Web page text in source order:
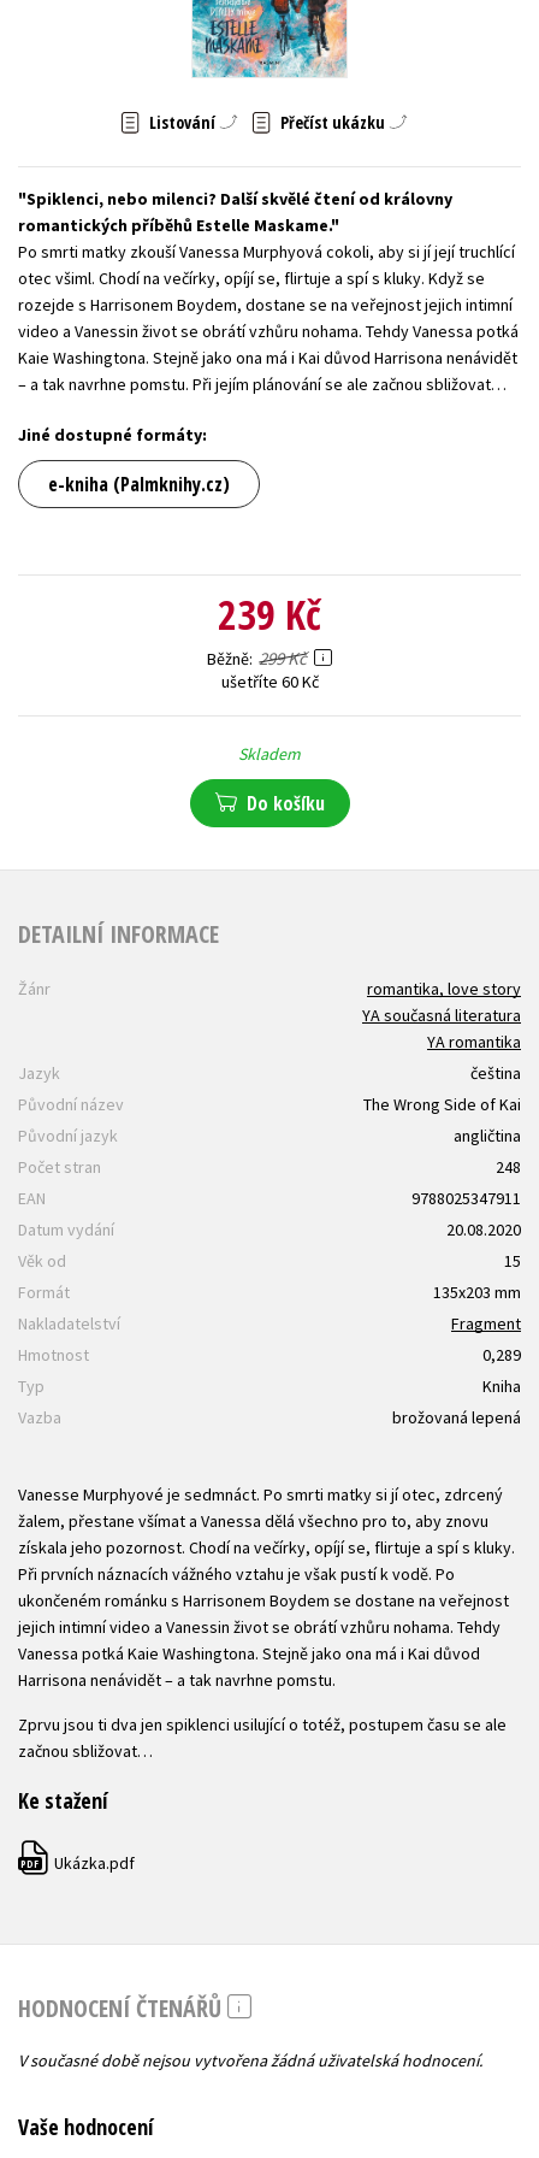
Zahraniční literatura
Listování Přečíst ukázku
Spiklenci, nebo milenci? Další skvělé čtení od královny
romantických příběhů Estelle Maskame.
Po smrti matky zkouší Vanessa Murphyová cokoli, aby si jí její truchlící
otec všiml. Chodí na večírky, opíjí se, flirtuje a spí s kluky. Když se
rozejde s Harrisonem Boydem, dostane se na veřejnost jejich intimní
video a Vanessin život se obrátí vzhůru nohama. Tehdy Vanessa potká
Kaie Washingtona. Stejně jako ona má i Kai důvod Harrisona nenávidět
– a tak navrhne pomstu. Při jejím plánování se ale začnou sbližovat…
Jiné dostupné formáty:
e-kniha (Palmknihy.cz)
239 Kč
Běžně 299 Kč
ušetříte 60 Kč
Skladem
Do košíku
DETAILNÍ INFORMACE
Žánr
romantika, love story
YA současná literatura
YA romantika
Jazyk
čeština
Původní název
The Wrong Side of Kai
Původní jazyk
angličtina
Počet stran
248
EAN
9788025347911
Datum vydání
20.08.2020
Věk od
15
Formát
135x203 mm
Nakladatelství
Fragment
Hmotnost
0,289
Typ
Kniha
Vazba
brožovaná lepená
Vanesse Murphyové je sedmnáct. Po smrti matky si jí otec, zdrcený
žalem, přestane všímat a Vanessa dělá všechno pro to, aby znovu
získala jeho pozornost. Chodí na večírky, opíjí se, flirtuje a spí s kluky.
Při prvních náznacích vážného vztahu je však pustí k vodě. Po
ukončeném románku s Harrisonem Boydem se dostane na veřejnost
jejich intimní video a Vanessin život se obrátí vzhůru nohama. Tehdy
Vanessa potká Kaie Washingtona. Stejně jako ona má i Kai důvod
Harrisona nenávidět – a tak navrhne pomstu.
Zprvu jsou ti dva jen spiklenci usilující o totéž, postupem času se ale
začnou sbližovat…
Ke stažení
PDF Ukázka.pdf
HODNOCENÍ ČTENÁŘŮ
V současné době nejsou vytvořena žádná uživatelská hodnocení.
Vaše hodnocení